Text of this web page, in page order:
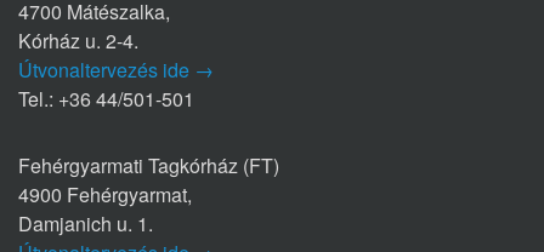
4700 Mátészalka,
Kórház u. 2-4.
Útvonaltervezés ide →
Tel.: +36 44/501-501
Fehérgyarmati Tagkórház (FT)
4900 Fehérgyarmat,
Damjanich u. 1.